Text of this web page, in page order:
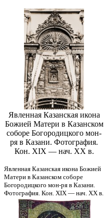
Явленная Казанская икона
Божией Матери в Казанском
соборе Богородицкого мон-
ря в Казани. Фотография.
Кон. XIX — нач. ХХ в.
Явленная Казанская икона Божией
Матери в Казанском соборе
Богородицкого мон-ря в Казани.
Фотография. Кон. XIX — нач. ХХ в.